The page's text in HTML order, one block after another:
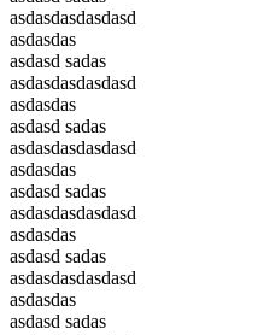
asdasdasdasdasd
asdasdas
asdasd sadas
asdasdasdasdasd
asdasdas
asdasd sadas
asdasdasdasdasd
asdasdas
asdasd sadas
asdasdasdasdasd
asdasdas
asdasd sadas
asdasdasdasdasd
asdasdas
asdasd sadas